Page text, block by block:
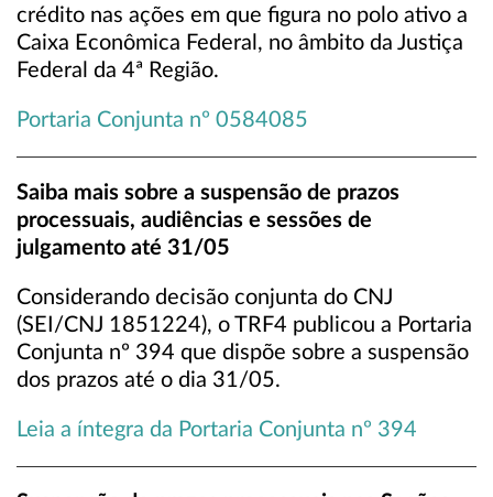
crédito nas ações em que figura no polo ativo a
Caixa Econômica Federal, no âmbito da Justiça
Federal da 4ª Região.
Portaria Conjunta nº 0584085
Saiba mais sobre a suspensão de prazos
processuais, audiências e sessões de
julgamento até 31/05
Considerando decisão conjunta do CNJ
(SEI/CNJ 1851224), o TRF4 publicou a Portaria
Conjunta nº 394 que dispõe sobre a suspensão
dos prazos até o dia 31/05.
Leia a íntegra da Portaria Conjunta nº 394